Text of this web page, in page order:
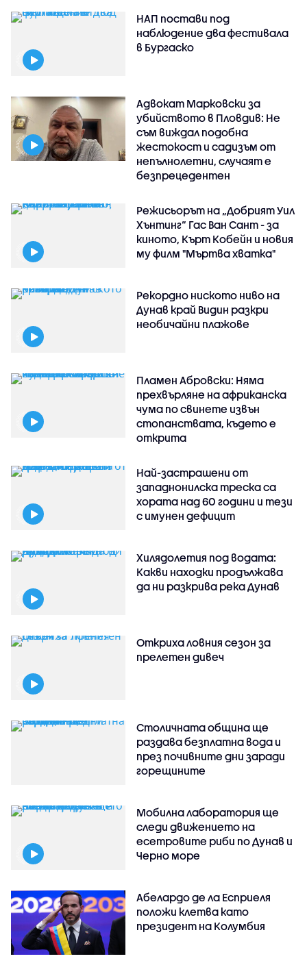
НАП постави под
наблюдение два фестивала
в Бургаско
Адвокат Марковски за
убийството в Пловдив: Не
съм виждал подобна
жестокост и садизъм от
непълнолетни, случаят е
безпрецедентен
Режисьорът на „Добрият Уил
Хънтинг“ Гас Ван Сант - за
киното, Кърт Кобейн и новия
му филм "Мъртва хватка"
Рекордно ниското ниво на
Дунав край Видин разкри
необичайни плажове
Пламен Абровски: Няма
прехвърляне на африканска
чума по свинете извън
стопанствата, където е
открита
Най-застрашени от
западнонилска треска са
хората над 60 години и тези
с имунен дефицит
Хилядолетия под водата:
Какви находки продължава
да ни разкрива река Дунав
Откриха ловния сезон за
прелетен дивеч
Столичната община ще
раздава безплатна вода и
през почивните дни заради
горещините
Мобилна лаборатория ще
следи движението на
есетровите риби по Дунав и
Черно море
Абелардо де ла Есприеля
положи клетва като
президент на Колумбия